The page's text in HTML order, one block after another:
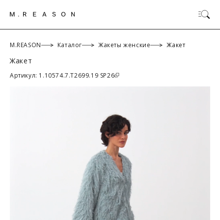
M.REASON Каталог Жакеты женские Жакет
Жакет
Артикул: 1.10574.7.T2699.19 SP26